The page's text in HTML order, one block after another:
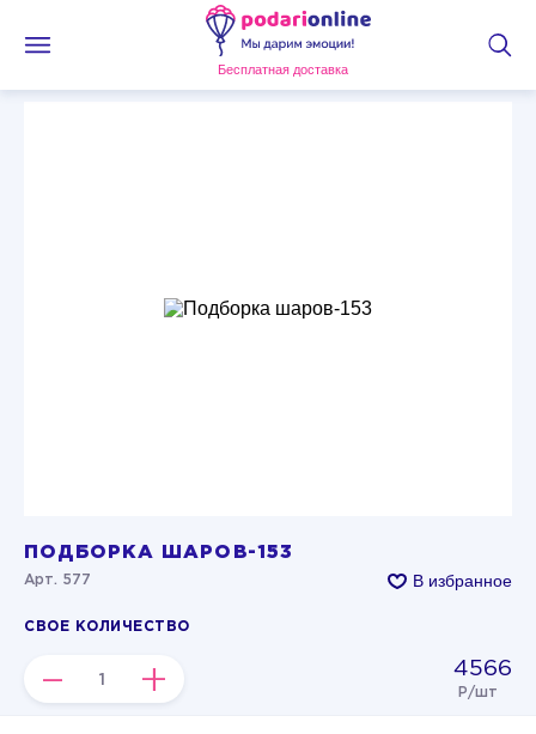
Бесплатная доставка
ПОДБОРКА ШАРОВ-153
Арт. 577 В избранное
СВОЕ КОЛИЧЕСТВО
– + 4566
Р/шт